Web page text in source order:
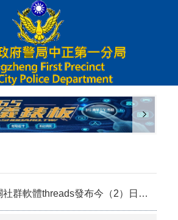
體threads發布今（2）日11時30分許於台北車站前公車站有男子追打女子一案